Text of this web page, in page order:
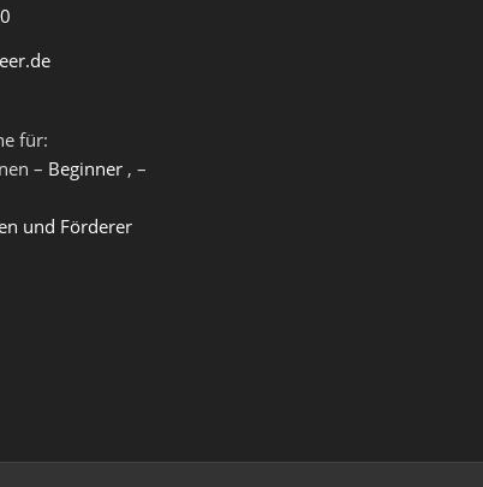
für:
– Beginner, –
und Förderer